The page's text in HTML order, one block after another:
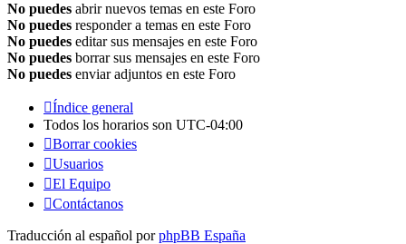
No puedes abrir nuevos temas en este Foro
No puedes responder a temas en este Foro
No puedes editar sus mensajes en este Foro
No puedes borrar sus mensajes en este Foro
No puedes enviar adjuntos en este Foro
Índice general
Todos los horarios son UTC-04:00
Borrar cookies
Usuarios
El Equipo
Contáctanos
Traducción al español porphpBB España